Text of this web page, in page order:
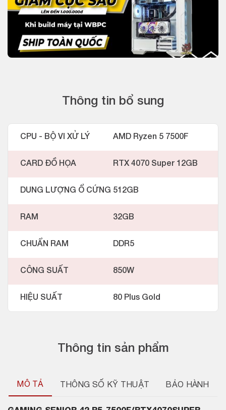
Thông tin sản phẩm
MÔ TẢ THÔNG SỐ KỸ THUẬT BẢO HÀNH
Thông tin bổ sung
CPU - BỘ VI XỬ LÝ AMD Ryzen 5 7500F
CARD ĐỒ HỌA RTX 4070 Super 12GB
DUNG LƯỢNG Ổ CỨNG 512GB
RAM 32GB
CHUẨN RAM DDR5
CÔNG SUẤT 850W
HIỆU SUẤT 80 Plus Gold